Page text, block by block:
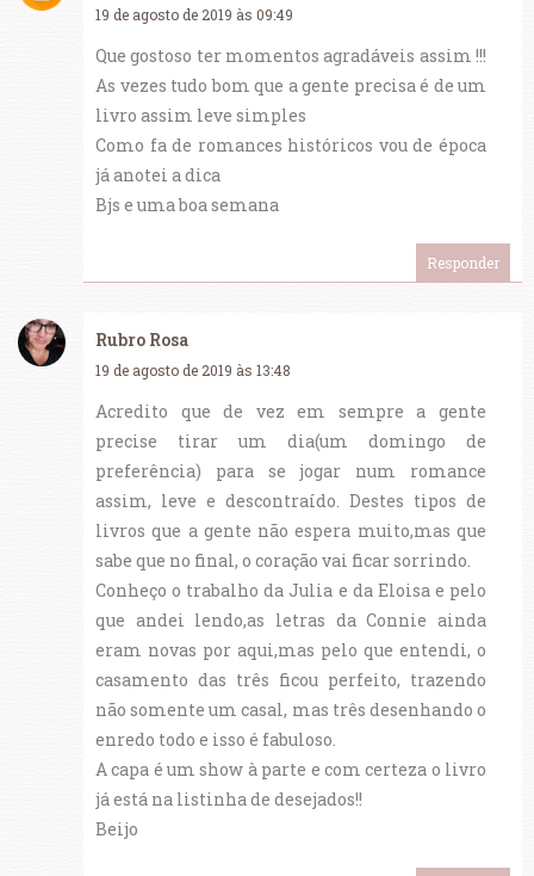
19 de agosto de 2019 às 09:49
Que gostoso ter momentos agradáveis assim !!!
As vezes tudo bom que a gente precisa é de um
livro assim leve simples
Como fa de romances históricos vou de época
já anotei a dica
Bjs e uma boa semana
Responder
Rubro Rosa
19 de agosto de 2019 às 13:48
Acredito que de vez em sempre a gente
precise tirar um dia(um domingo de
preferência) para se jogar num romance
assim, leve e descontraído. Destes tipos de
livros que a gente não espera muito,mas que
sabe que no final, o coração vai ficar sorrindo.
Conheço o trabalho da Julia e da Eloisa e pelo
que andei lendo,as letras da Connie ainda
eram novas por aqui,mas pelo que entendi, o
casamento das três ficou perfeito, trazendo
não somente um casal, mas três desenhando o
enredo todo e isso é fabuloso.
A capa é um show à parte e com certeza o livro
já está na listinha de desejados!!
Beijo